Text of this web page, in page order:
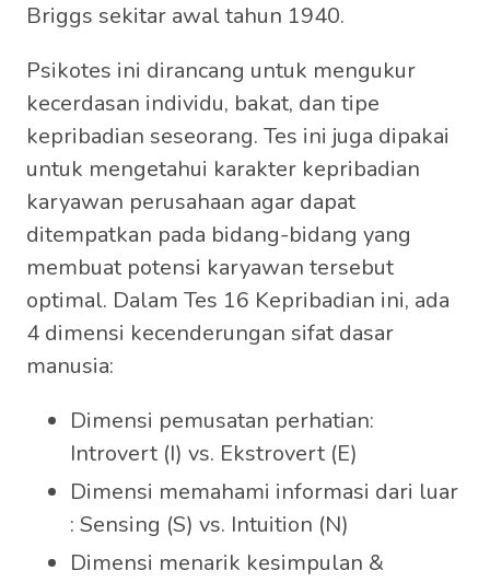
Briggs sekitar awal tahun 1940.
Psikotes ini dirancang untuk mengukur
kecerdasan individu, bakat, dan tipe
kepribadian seseorang. Tes ini juga dipakai
untuk mengetahui karakter kepribadian
karyawan perusahaan agar dapat
ditempatkan pada bidang-bidang yang
membuat potensi karyawan tersebut
optimal. Dalam Tes 16 Kepribadian ini, ada
4 dimensi kecenderungan sifat dasar
manusia:
Dimensi pemusatan perhatian:
Introvert (I) vs. Ekstrovert (E)
Dimensi memahami informasi dari luar
: Sensing (S) vs. Intuition (N)
Dimensi menarik kesimpulan &